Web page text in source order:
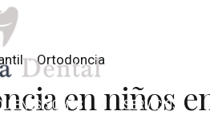
SOMOS SERVICIOS
Ortodoncia
en niños